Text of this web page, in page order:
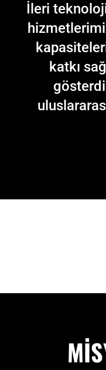
İleri
katkı